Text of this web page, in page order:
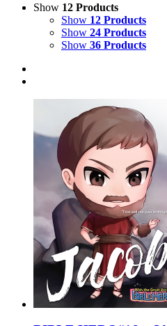
Show 12 Products
Show 12 Products
Show 24 Products
Show 36 Products